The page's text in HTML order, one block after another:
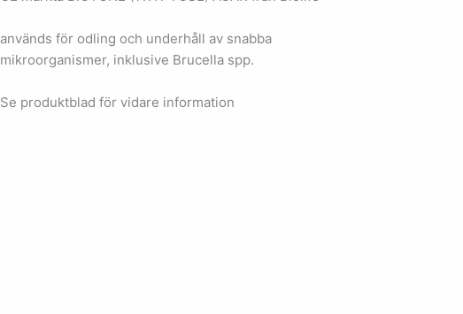
används för odling och underhåll av snabba
mikroorganismer, inklusive Brucella spp.
Se produktblad för vidare information